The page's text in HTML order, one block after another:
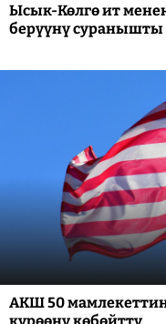
Ысык-Көлгө ит
берүүнү суранышты
АКШ 50